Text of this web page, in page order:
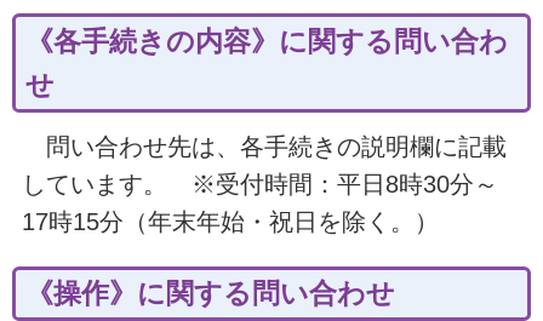
《各手続きの内容》に関する問い合わ
せ
問い合わせ先は、各手続きの説明欄に記載
しています。 ※受付時間：平日8時30分～
17時15分（年末年始・祝日を除く。）
《操作》に関する問い合わせ